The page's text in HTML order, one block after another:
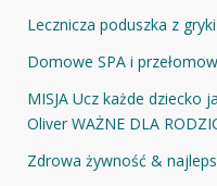
Lecznicza poduszka z
Domowe SPA i
MISJA Ucz każde dziecko
Oliver WAŻNE DLA
Zdrowa żywność &